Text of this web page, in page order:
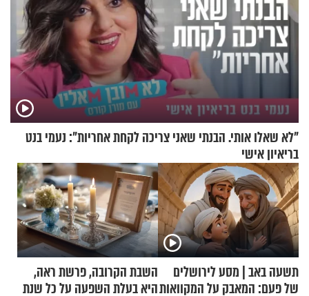
"לא שאלו אותי. הבנתי שאני צריכה לקחת אחריות": נעמי בנט
בריאיון אישי
תשעה באב | מסע לירושלים
של פעם: המאבק על המקוואות
השבת הקרובה, פרשת ראה,
היא בעלת השפעה על כל שנת